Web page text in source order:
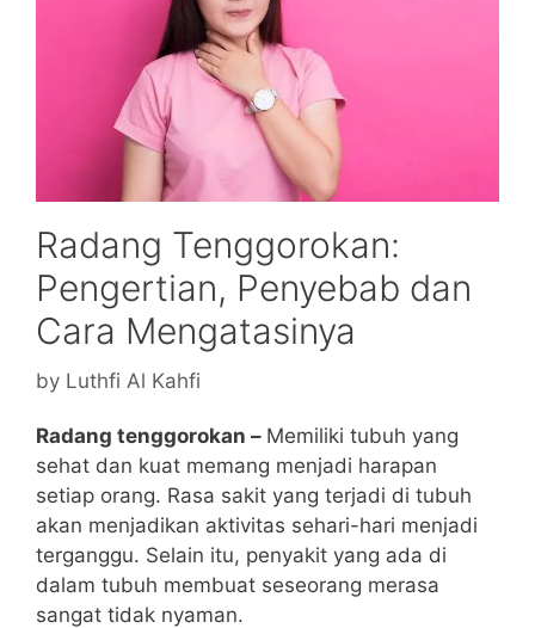
Radang Tenggorokan:
Pengertian, Penyebab dan
Cara Mengatasinya
by Luthfi Al Kahfi
Radang tenggorokan – Memiliki tubuh yang
sehat dan kuat memang menjadi harapan
setiap orang. Rasa sakit yang terjadi di tubuh
akan menjadikan aktivitas sehari-hari menjadi
terganggu. Selain itu, penyakit yang ada di
dalam tubuh membuat seseorang merasa
sangat tidak nyaman.